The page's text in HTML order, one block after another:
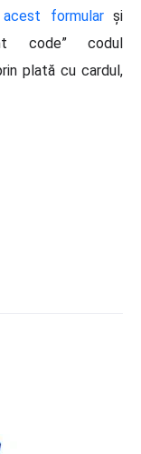
acest formularși
code” codul
plată cu cardul,